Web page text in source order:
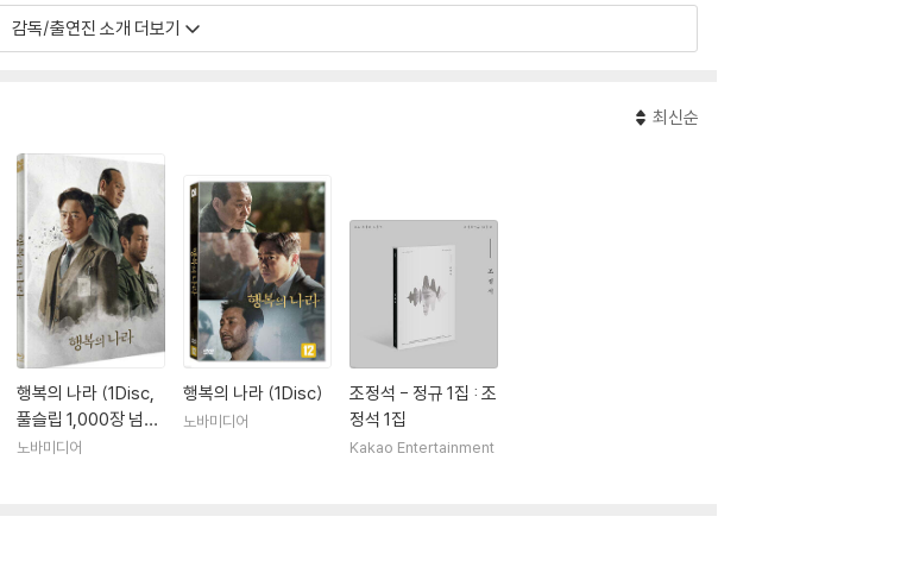
감독/출연진 소개 더보기
최신순
행복의 나라 (1Disc,
풀슬립 1,000장 넘버
링 한정판) : 블루레이
노바미디어
행복의 나라 (1Disc)
노바미디어
조정석 - 정규 1집 : 조
정석 1집
Kakao Entertainment